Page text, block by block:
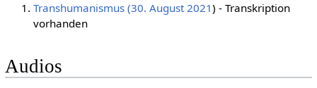
Transhumanismus (30. August 2021) - Transkription
vorhanden
Audios